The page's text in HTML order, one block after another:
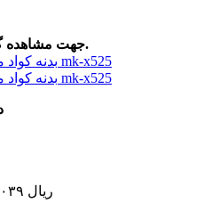
جهت مشاهده گالری بر روی تصاویر کلیک نمایید.
۱۹,۰۳۴,۲۷۲ ریال